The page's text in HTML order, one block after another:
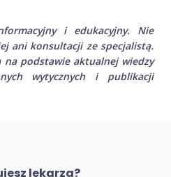
i edukacyjny. Nie
ani konsultacji ze specjalistą.
na podstawie aktualnej wiedzy
wytycznych i publikacji
lekarza?